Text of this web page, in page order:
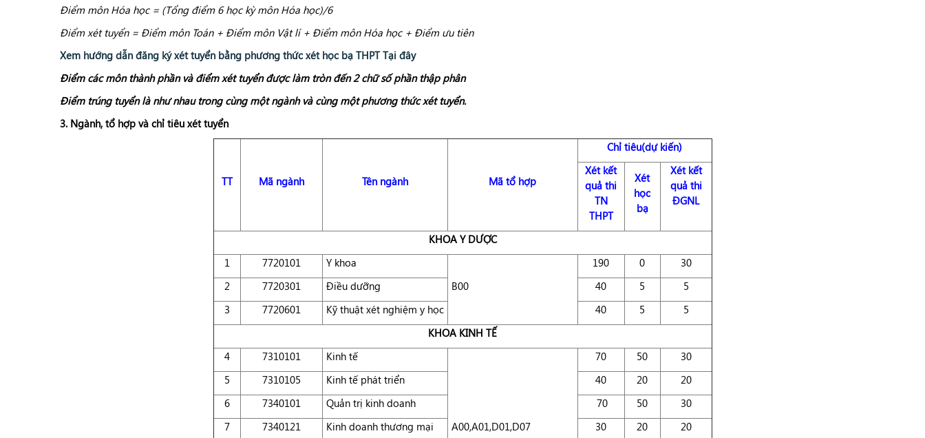
Điểm môn Hóa học = (Tổng điểm 6 học kỳ môn Hóa học)/6
Điểm xét tuyển = Điểm môn Toán + Điểm môn Vật lí + Điểm môn Hóa học + Điểm ưu tiên
Xem hướng dẫn đăng ký xét tuyển bằng phương thức xét học bạ THPT Tại đây
Điểm các môn thành phần và điểm xét tuyển được làm tròn đến 2 chữ số phần thập phân
Điểm trúng tuyển là như nhau trong cùng một ngành và cùng một phương thức xét tuyển.
3. Ngành, tổ hợp và chỉ tiêu xét tuyển
TT Mã ngành Tên ngành Mã tổ hợp
Chỉ tiêu(dự kiến)
Xét kết
quả thi
TN
THPT
Xét
học
bạ
Xét kết
quả thi
ĐGNL
KHOA Y DƯỢC
1
7720101
Y khoa
B00
190 0
30
2
7720301 Điều dưỡng 40 5
5
3
7720601 Kỹ thuật xét nghiệm y học 40 5
5
KHOA KINH TẾ
4
7310101 Kinh tế
A00,A01,D01,D07
70 50
30
5
7310105 Kinh tế phát triển 40 20
20
6
7340101 Quản trị kinh doanh 70 50
30
7
7340121 Kinh doanh thương mại 30 20
20